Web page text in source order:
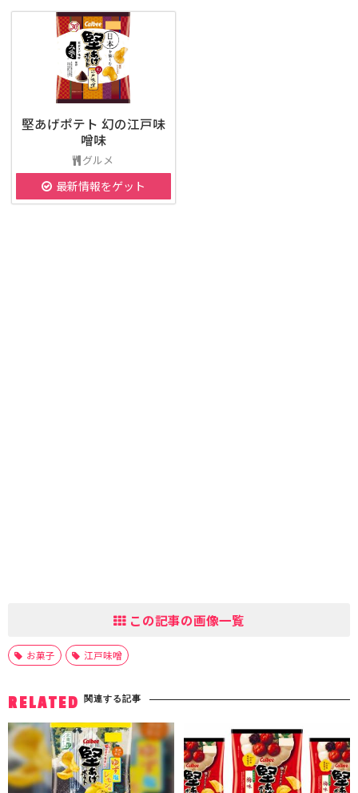
堅あげポテト 幻の江戸味
噌味
グルメ
最新情報をゲット
この記事の画像一覧
お菓子 江戸味噌
RELATED 関連する記事